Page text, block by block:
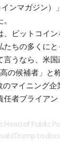
ンマガジン）
ビットコイ
ちの多くに
うなら、米
の候補者」と
マイニング
者ブライア